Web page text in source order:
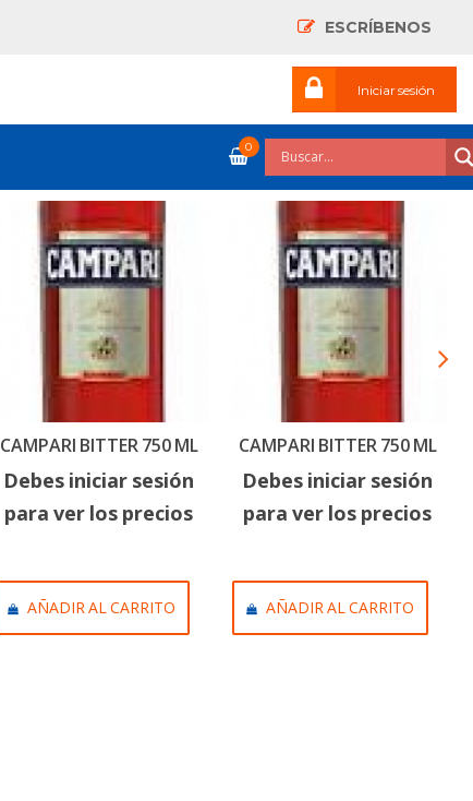
ESCRÍBENOS
Iniciar sesión
0
CAMPARI BITTER 750 ML
Debes iniciar sesión
para ver los precios
AÑADIR AL CARRITO
CAMPARI BITTER 750 ML
Debes iniciar sesión
para ver los precios
AÑADIR AL CARRITO